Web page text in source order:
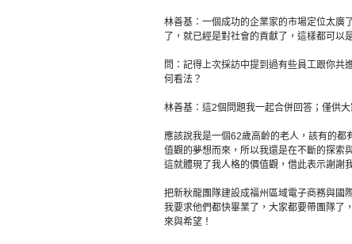
林善基：一個成功的企業家的市場定位太廣
了，就已經是對社會的貢獻了，這樣都可以
問：記得上次採訪中提到過有些員工跟你共
何看法？
林善基：這2個問題我一起合併回答；僅供大
應該說我是一個62歲高齡的老人，該有的都
值觀的夢想而來，所以我還是在不斷的探索
這就體現了我人格的價值觀，借此表示謝謝
把新秋龍團隊建設成福州區域電子商務與國
我要求他們都快畢業了，大家都要帶團隊了
來與希望！